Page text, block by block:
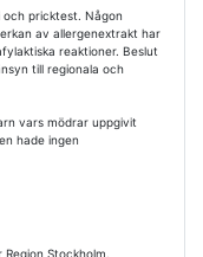
pricktest. Någon
av allergenextrakt har
reaktioner. Beslut
till regionala och
vars mödrar uppgivit
hade ingen
Stockholm.